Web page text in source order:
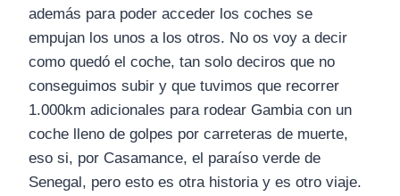
además para poder acceder los coches se
empujan los unos a los otros. No os voy a decir
como quedó el coche, tan solo deciros que no
conseguimos subir y que tuvimos que recorrer
1.000km adicionales para rodear Gambia con un
coche lleno de golpes por carreteras de muerte,
eso si, por Casamance, el paraíso verde de
Senegal, pero esto es otra historia y es otro viaje.